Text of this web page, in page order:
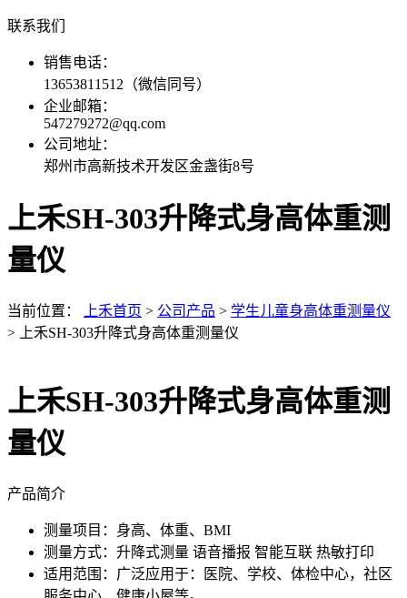
联系我们
销售电话：
13653811512（微信同号）
企业邮箱：
547279272@qq.com
公司地址：
郑州市高新技术开发区金盏街8号
上禾SH-303升降式身高体重测
量仪
当前位置： 上禾首页 > 公司产品 > 学生儿童身高体重测量仪
> 上禾SH-303升降式身高体重测量仪
上禾SH-303升降式身高体重测
量仪
产品简介
测量项目： 身高、体重、BMI
测量方式： 升降式测量 语音播报 智能互联 热敏打印
适用范围： 广泛应用于：医院、学校、体检中心，社区